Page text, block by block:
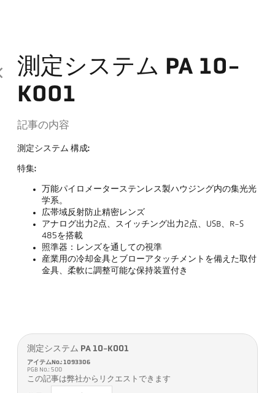
測定システム PA 10-
K001
記事の内容
測定システム 構成:
特集:
万能パイロメーターステンレス製ハウジング内の集光光
学系。
広帯域反射防止精密レンズ
アナログ出力2点、スイッチング出力2点、USB、R-S
485を搭載
照準器：レンズを通しての視準
産業用の冷却金具とブローアタッチメントを備えた取付
金具、柔軟に調整可能な保持装置付き
測定システム PA 10-K001
アイテムNo.: 1093306
PGB No.: 500
この記事は弊社からリクエストできます